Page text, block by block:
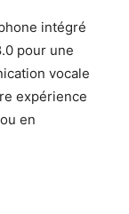
intégré
pour une
vocale
expérience
en